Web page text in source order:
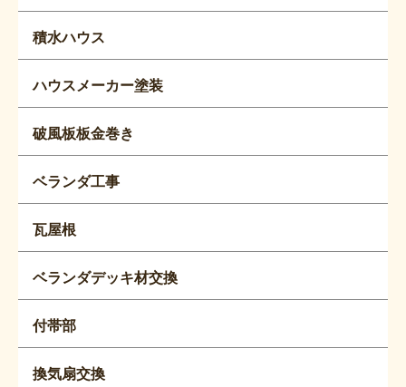
積水ハウス
ハウスメーカー塗装
破風板板金巻き
ベランダ工事
瓦屋根
ベランダデッキ材交換
付帯部
換気扇交換